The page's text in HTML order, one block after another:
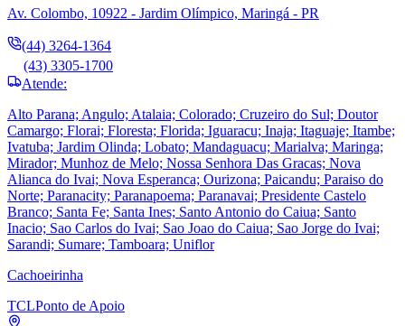
Av. Colombo, 10922 - Jardim Olímpico, Maringá - PR
(44) 3264-1364
(43) 3305-1700
Atende:
Alto Parana; Angulo; Atalaia; Colorado; Cruzeiro do Sul; Doutor
Camargo; Florai; Floresta; Florida; Iguaracu; Inaja; Itaguaje; Itambe;
Ivatuba; Jardim Olinda; Lobato; Mandaguacu; Marialva; Maringa;
Mirador; Munhoz de Melo; Nossa Senhora Das Gracas; Nova
Alianca do Ivai; Nova Esperanca; Ourizona; Paicandu; Paraiso do
Norte; Paranacity; Paranapoema; Paranavai; Presidente Castelo
Branco; Santa Fe; Santa Ines; Santo Antonio do Caiua; Santo
Inacio; Sao Carlos do Ivai; Sao Joao do Caiua; Sao Jorge do Ivai;
Sarandi; Sumare; Tamboara; Uniflor
Cachoeirinha
TCLPonto de Apoio